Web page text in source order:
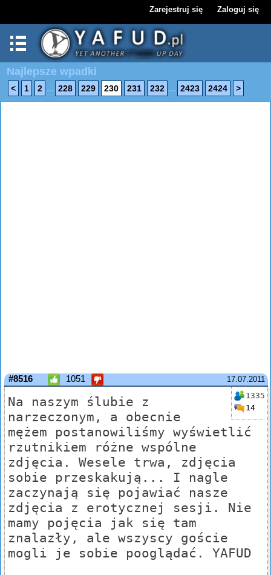
Zarejestruj się Zaloguj się
Najlepsze wpadki
< 1 2 ... 228 229 230 231 232 ... 2423 2424 >
17.07.2011
#8516 1051
1335
14
Na naszym ślubie z
narzeczonym, a obecnie
mężem postanowiliśmy wyświetlić
rzutnikiem różne wspólne
zdjęcia. Wesele trwa, zdjęcia
sobie przeskakują... I nagle
zaczynają się pojawiać nasze
zdjęcia z erotycznej sesji. Nie
mamy pojęcia jak się tam
znalazły, ale wszyscy goście
mogli je sobie pooglądać. YAFUD